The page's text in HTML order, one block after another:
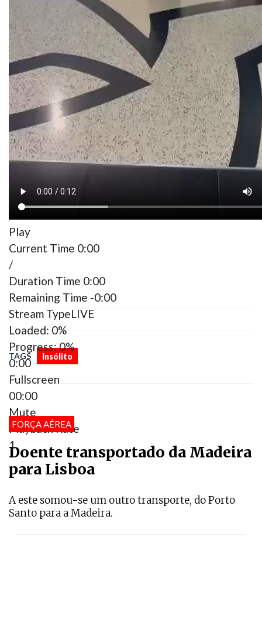
Play
Current Time 0:00
/
Duration Time 0:00
Remaining Time -0:00
Stream TypeLIVE
Loaded: 0%
Progress: 0%
0:00
Fullscreen
00:00
Mute
Playback Rate
1
Um homem foi ontem filmado a passear uma cabra
no MadeiraShopping, captando a atenção dos clientes
do centro comercial.
As imagens, que circulam nas redes sociais, estão a
gerar várias partilhas.
Veja o vídeo.
TAGS Insólito
FORÇA AÉREA
Doente transportado da Madeira
para Lisboa
A este somou-se um outro transporte, do Porto
Santo para a Madeira.